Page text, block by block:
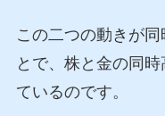
この二つの動きが
とで、株と金の同
ているのです。